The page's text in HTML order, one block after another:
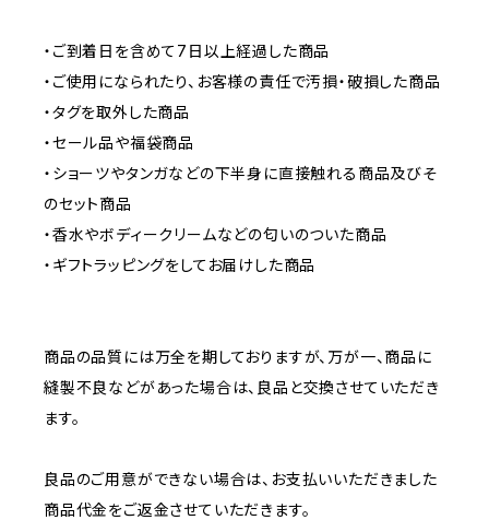
・ご到着日を含めて7日以上経過した商品
・ご使用になられたり、お客様の責任で汚損・破損した商品
・タグを取外した商品
・セール品や福袋商品
・ショーツやタンガなどの下半身に直接触れる商品及びそ
のセット商品
・香水やボディークリームなどの匂いのついた商品
・ギフトラッピングをしてお届けした商品
商品の品質には万全を期しておりますが、万が一、商品に
縫製不良などがあった場合は、良品と交換させていただき
ます。
良品のご用意ができない場合は、お支払いいただきました
商品代金をご返金させていただきます。